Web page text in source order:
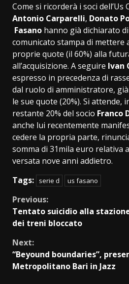
Come si ricorderà i soci dell’Us
Antonio Carparelli, Donato
Fasano hanno già dichiarato
comunicato stampa di mettere
proprie quote (il 60%) alla
all’acquisizione. A seguire Ivan
espresso in precedenza di
dal ruolo di amministratore,
le sue quote (20%). Si attende,
restante 20% del socio Franco
anche lui recentemente
cedere la propria parte,
somma di 31mila euro relativa
versata nove anni addietro.
Tags:
serie d us fasano
Continue
Reading
Previous:
Tentato suicidio alla
dei treni bloccato
Next:
“Beyound boundaries”,
Metropolitano Bari in Jazz